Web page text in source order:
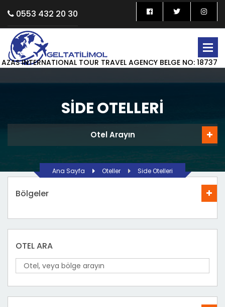
0553 432 20 30
AZAS INTERNATIONAL TOUR TRAVEL AGENCY BELGE NO: 18737
SIDE OTELLERI
Otel Arayın
Ana Sayfa Oteller Side Otelleri
Bölgeler
OTEL ARA